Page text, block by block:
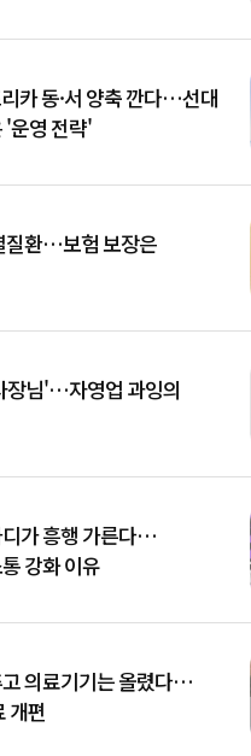
카 동·서 양축 깐다…선대
'운영 전략'
질환…보험 보장은
장님'…자영업 과잉의
디가 흥행 가른다…
강화 이유
의료기기는 올렸다…
개편